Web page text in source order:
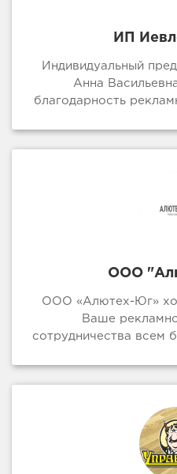
ИП
Индивидуальный
Анна
благодарность
ООО
ООО «Алютех-Юг»
Ваше
сотрудничества всем